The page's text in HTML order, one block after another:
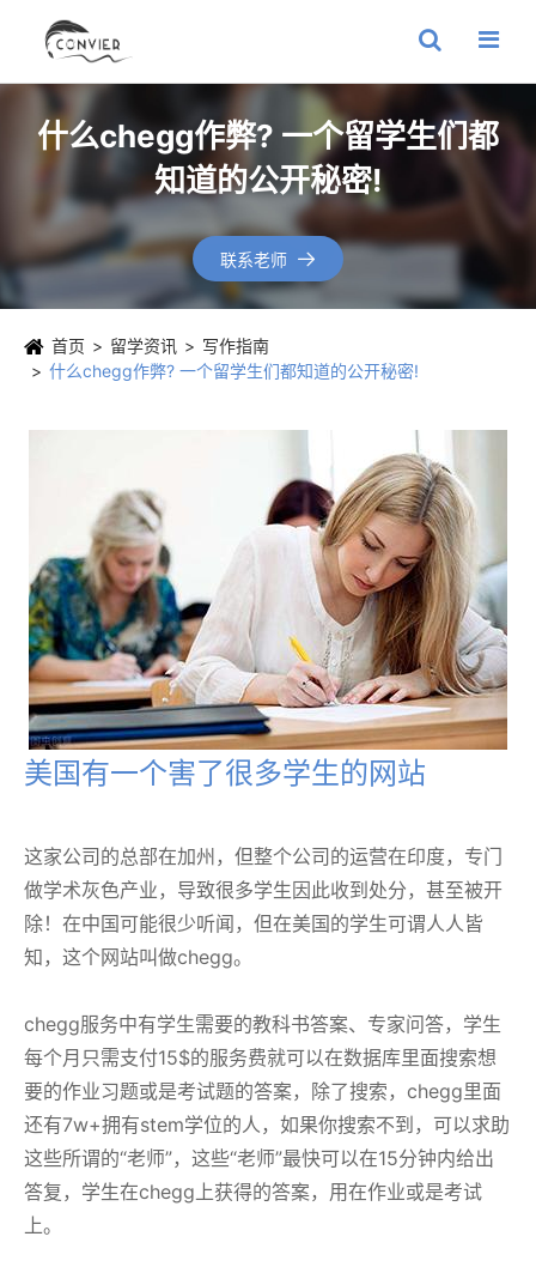
什么chegg作弊? 一个留学生们都
知道的公开秘密!
联系老师 
首页 留学资讯
写作指南
什么chegg作弊? 一个留学生们都知道的公开秘密!
美国有一个害了很多学生的网站
这家公司的总部在加州，但整个公司的运营在印度，专门
做学术灰色产业，导致很多学生因此收到处分，甚至被开
除！在中国可能很少听闻，但在美国的学生可谓人人皆
知，这个网站叫做chegg。
chegg服务中有学生需要的教科书答案、专家问答，学生
每个月只需支付15$的服务费就可以在数据库里面搜索想
要的作业习题或是考试题的答案，除了搜索，chegg里面
还有7w+拥有stem学位的人，如果你搜索不到，可以求助
这些所谓的“老师”，这些“老师”最快可以在15分钟内给出
答复，学生在chegg上获得的答案，用在作业或是考试
上。